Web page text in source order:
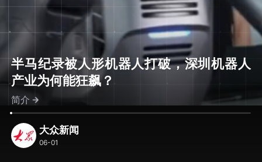
半马纪录被人形机器人打破，深圳机器人
产业为何能狂飙？
简介
大众新闻
06-01